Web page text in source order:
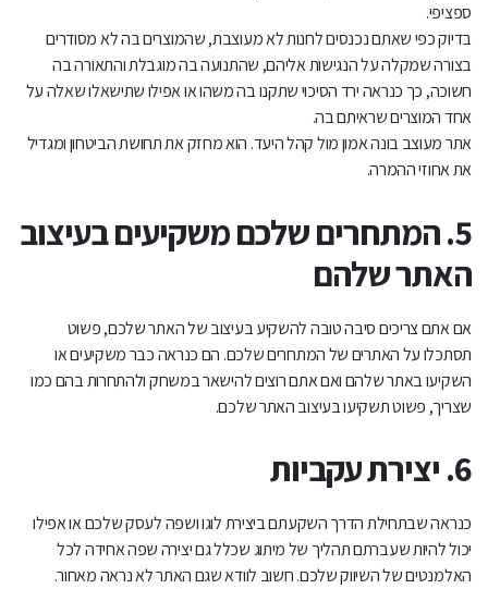
ספציפי.
בדיוק כפי שאתם נכנסים לחנות לא מעוצבת, שהמוצרים בה לא מסודרים
בצורה שמקלה על הנגישות אליהם, שהתנועה בה מוגבלת והתאורה בה
חשוכה, כך כנראה ירד הסיכוי שתקנו בה משהו או אפילו שתישאלו שאלה על
אחד המוצרים שראיתם בה.
אתר מעוצב בונה אמון מול קהל היעד. הוא מחזק את תחושת הביטחון ומגדיל
את אחוזי ההמרה.
5. המתחרים שלכם משקיעים בעיצוב
האתר שלהם
אם אתם צריכים סיבה טובה להשקיע בעיצוב של האתר שלכם, פשוט
תסתכלו על האתרים של המתחרים שלכם. הם כנראה כבר משקיעים או
השקיעו באתר שלהם ואם אתם רוצים להישאר במשחק ולהתחרות בהם כמו
שצריך, פשוט תשקיעו בעיצוב האתר שלכם.
6. יצירת עקביות
כנראה שבתחילת הדרך השקעתם ביצירת לוגו ושפה לעסק שלכם או אפילו
יכול להיות שעברתם תהליך של מיתוג שכלל גם יצירה שפה אחידה לכל
האלמנטים של השיווק שלכם. חשוב לוודא שגם האתר לא נראה מאחור.